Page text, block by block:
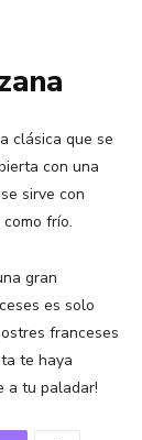
clásica que se
con una
sirve con
frío.
gran
es solo
franceses
te haya
a tu paladar!